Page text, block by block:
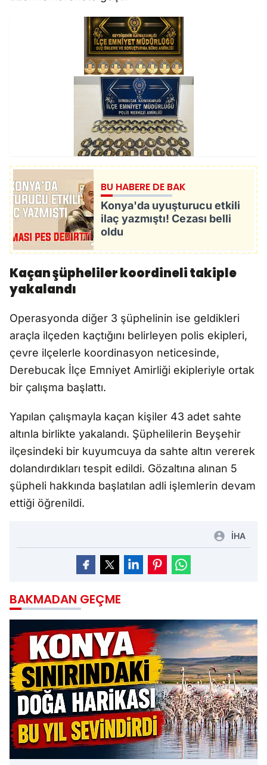
BU HABERE DE BAK
Konya'da uyuşturucu etkili
ilaç yazmıştı! Cezası belli
oldu
Kaçan şüpheliler koordineli takiple
yakalandı
Operasyonda diğer 3 şüphelinin ise geldikleri
araçla ilçeden kaçtığını belirleyen polis ekipleri,
çevre ilçelerle koordinasyon neticesinde,
Derebucak İlçe Emniyet Amirliği ekipleriyle ortak
bir çalışma başlattı.
Yapılan çalışmayla kaçan kişiler 43 adet sahte
altınla birlikte yakalandı. Şüphelilerin Beyşehir
ilçesindeki bir kuyumcuya da sahte altın vererek
dolandırdıkları tespit edildi. Gözaltına alınan 5
şüpheli hakkında başlatılan adli işlemlerin devam
ettiği öğrenildi.
İHA
BAKMADAN GEÇME